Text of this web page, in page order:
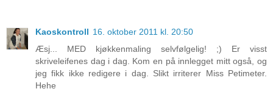
Kaoskontroll 16. oktober 2011 kl. 20:50
Æsj... MED kjøkkenmaling selvfølgelig! ;) Er visst
skriveleifenes dag i dag. Kom en på innlegget mitt også, og
jeg fikk ikke redigere i dag. Slikt irriterer Miss Petimeter.
Hehe